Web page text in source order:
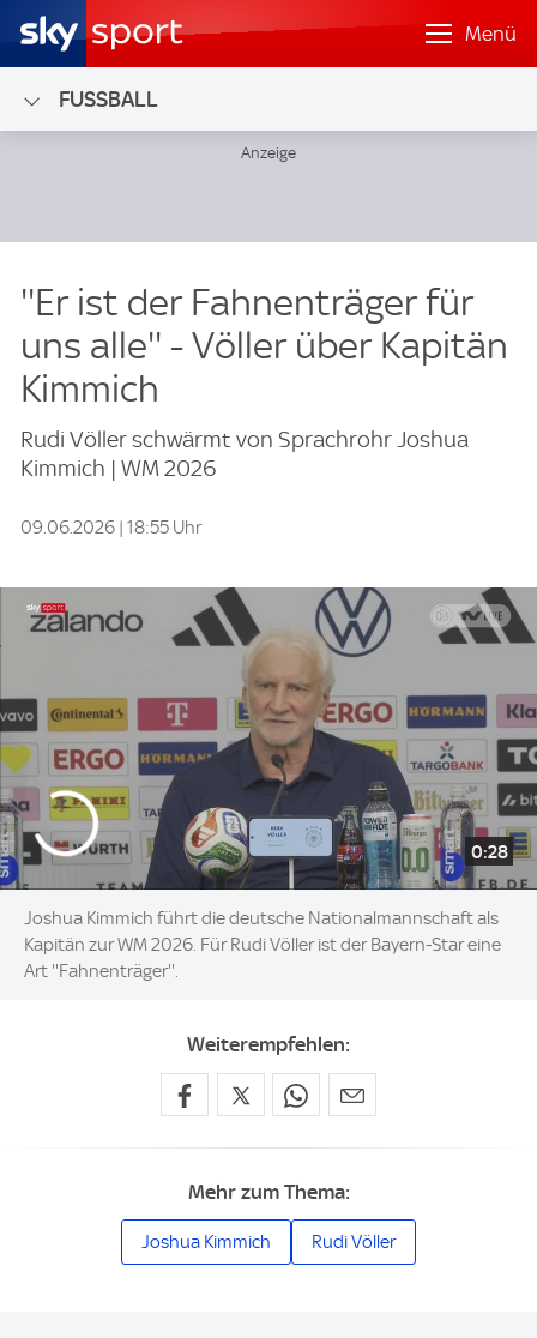
Menü
FUSSBALL
''Er ist der Fahnenträger für
uns alle'' - Völler über Kapitän
Kimmich
Rudi Völler schwärmt von Sprachrohr Joshua
Kimmich | WM 2026
09.06.2026 | 18:55 Uhr
0:28
Joshua Kimmich führt die deutsche Nationalmannschaft als
Kapitän zur WM 2026. Für Rudi Völler ist der Bayern-Star eine
Art ''Fahnenträger''.
Weiterempfehlen:
Mehr zum Thema:
Joshua Kimmich Rudi Völler